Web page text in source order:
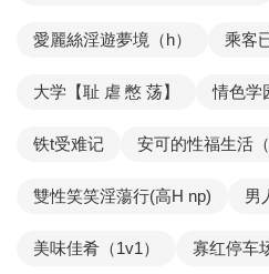
愛麗絲淫遊夢境（h） 乘客
大学【耻 虐 憋 荡】 情色学
铁t受难记 安可的性福生活（
雙性笑笑淫蕩行(高H np) 男
美味佳肴（1v1） 寡红停车